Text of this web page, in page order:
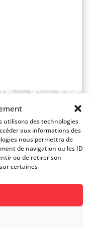
utilisons des technologies
aux informations des
nous permettra de
de navigation ou les ID
ou de retirer son
certaines